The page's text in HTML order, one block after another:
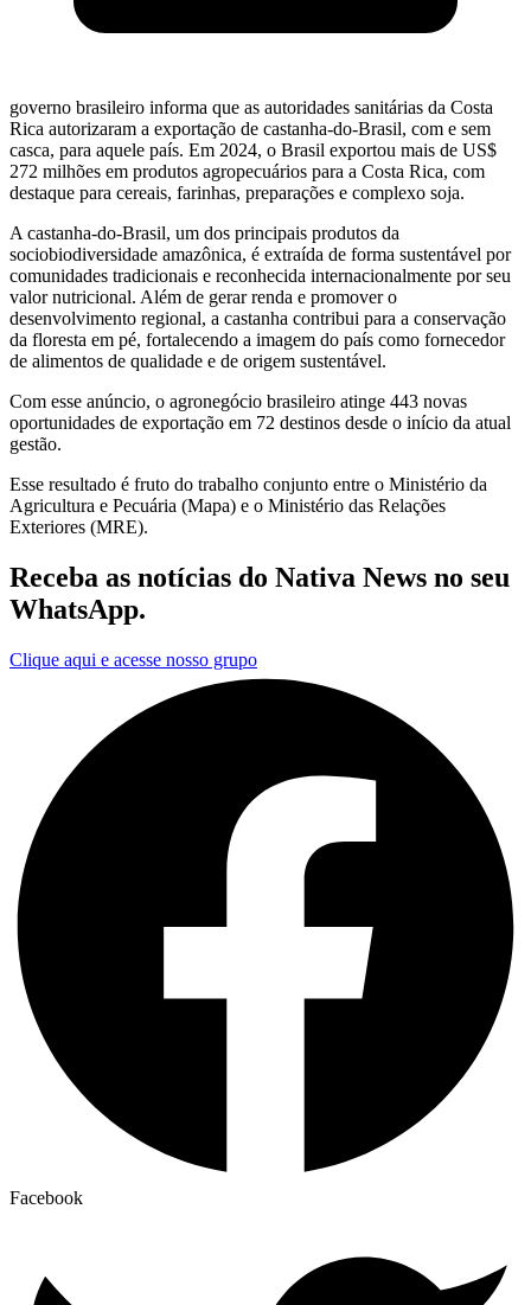
governo brasileiro informa que as autoridades sanitárias da Costa
Rica autorizaram a exportação de castanha-do-Brasil, com e sem
casca, para aquele país. Em 2024, o Brasil exportou mais de US$
272 milhões em produtos agropecuários para a Costa Rica, com
destaque para cereais, farinhas, preparações e complexo soja.
A castanha-do-Brasil, um dos principais produtos da
sociobiodiversidade amazônica, é extraída de forma sustentável por
comunidades tradicionais e reconhecida internacionalmente por seu
valor nutricional. Além de gerar renda e promover o
desenvolvimento regional, a castanha contribui para a conservação
da floresta em pé, fortalecendo a imagem do país como fornecedor
de alimentos de qualidade e de origem sustentável.
Com esse anúncio, o agronegócio brasileiro atinge 443 novas
oportunidades de exportação em 72 destinos desde o início da atual
gestão.
Esse resultado é fruto do trabalho conjunto entre o Ministério da
Agricultura e Pecuária (Mapa) e o Ministério das Relações
Exteriores (MRE).
Receba as notícias do Nativa News no seu
WhatsApp.
Clique aqui e acesse nosso grupo
Facebook